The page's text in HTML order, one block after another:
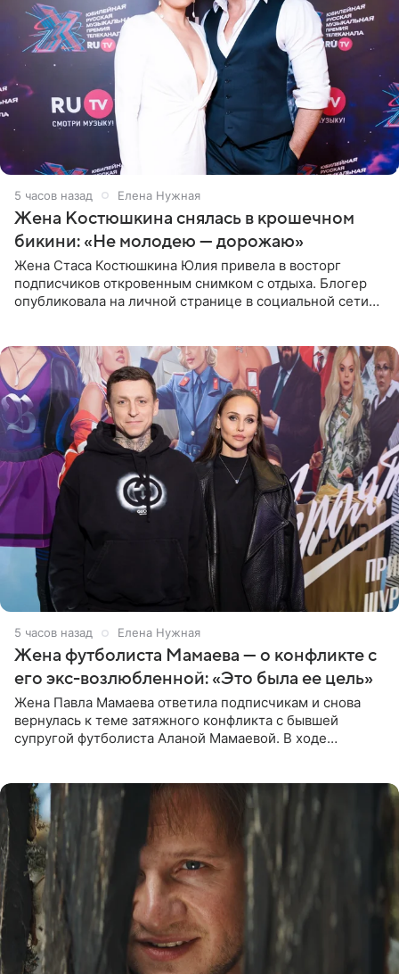
5 часов назад Елена Нужная
Жена Костюшкина снялась в крошечном
бикини: «Не молодею — дорожаю»
Жена Стаса Костюшкина Юлия привела в восторг
подписчиков откровенным снимком с отдыха. Блогер
опубликовала на личной странице в социальной сети
5 часов назад Елена Нужная
Жена футболиста Мамаева — о конфликте с
его экс-возлюбленной: «Это была ее цель»
Жена Павла Мамаева ответила подписчикам и снова
вернулась к теме затяжного конфликта с бывшей
супругой футболиста Аланой Мамаевой. В ходе